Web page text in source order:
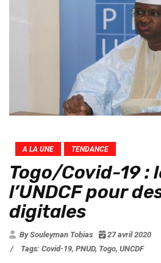
A LA UNE TENDANCE
Togo/Covid-19 :
l’UNDCF pour
digitales
By Souleyman Tobias
27 avril 2020
/
Tags: Covid-19, PNUD, Togo, UNCDF